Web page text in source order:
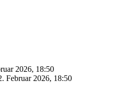
2026, 18:50
Februar 2026, 18:50